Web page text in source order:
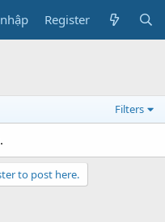
Register
Filters
to post here.